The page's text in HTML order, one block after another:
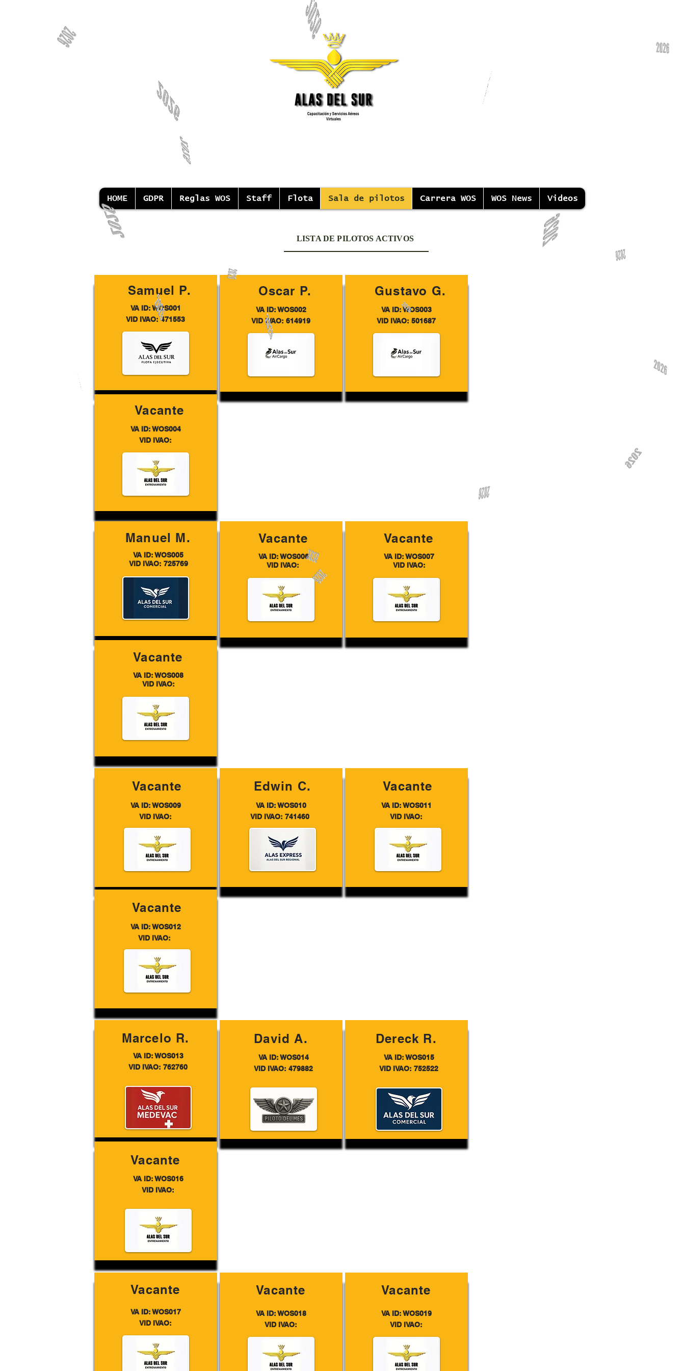
LISTA DE PILOTOS ACTIVOS
Samuel P.
VA ID: WOS001
VID IVAO: 471553
Oscar P.
VA ID: WOS002
VID IVAO: 614919
Gustavo G.
VA ID: WOS003
VID IVAO: 501687
Vacante
VA ID: WOS004
VID IVAO:
Manuel M.
VA ID: WOS005
VID IVAO: 725769
Vacante
VA ID: WOS006
VID IVAO:
Vacante
VA ID: WOS007
VID IVAO:
Vacante
VA ID: WOS008
VID IVAO:
Vacante
VA ID: WOS009
VID IVAO:
Edwin C.
VA ID: WOS010
VID IVAO: 741460
Vacante
VA ID: WOS011
VID IVAO:
Vacante
VA ID: WOS012
VID IVAO:
Marcelo R.
VA ID: WOS013
VID IVAO: 762760
David A.
VA ID: WOS014
VID IVAO: 479882
Dereck R.
VA ID: WOS015
VID IVAO: 752522
Vacante
VA ID: WOS016
VID IVAO:
Vacante
VA ID: WOS017
VID IVAO:
Vacante
VA ID: WOS018
VID IVAO:
Vacante
VA ID: WOS019
VID IVAO:
HOME GDPR Reglas WOS Staff Flota Sala de pilotos Carrera WOS WOS News Videos